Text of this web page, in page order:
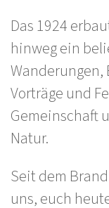
Das 1924
hinweg ein
Wanderungen,
Vorträge und
Gemeinschaft
Natur.
Seit dem
uns, euch